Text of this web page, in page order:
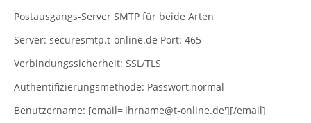
Postausgangs-Server SMTP für beide Arten
Server: securesmtp.t-online.de Port: 465
Verbindungssicherheit: SSL/TLS
Authentifizierungsmethode: Passwort,normal
Benutzername: [email='ihrname@t-online.de'][/email]